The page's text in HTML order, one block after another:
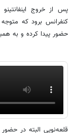
پس از خروج
کنفرانس برود که
حضور پیدا کرده و به
قلعه‌نویی البته در